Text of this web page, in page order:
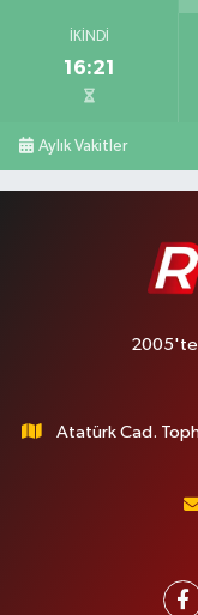
İKINDI
16:21
Aylık Vakitler
Atatürk Cad.